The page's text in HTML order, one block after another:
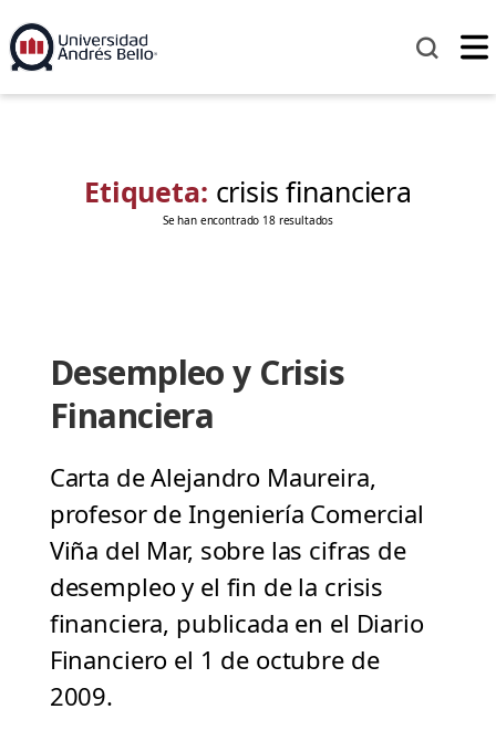
Etiqueta: crisis financiera
Se han encontrado 18 resultados
Desempleo y Crisis
Financiera
Carta de Alejandro Maureira,
profesor de Ingeniería Comercial
Viña del Mar, sobre las cifras de
desempleo y el fin de la crisis
financiera, publicada en el Diario
Financiero el 1 de octubre de
2009.